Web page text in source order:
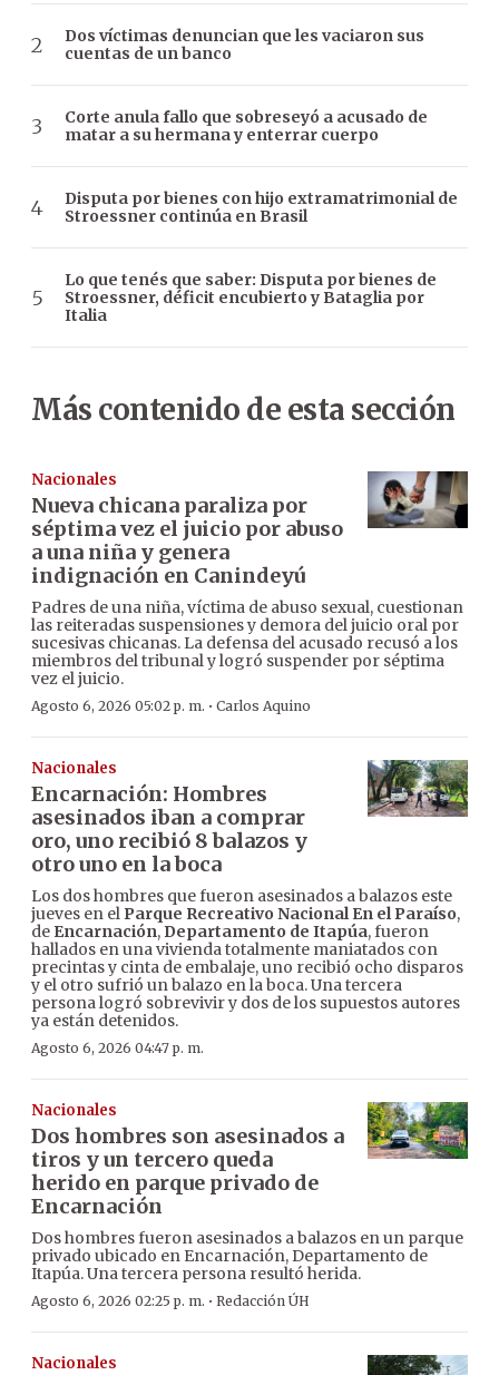
Dos víctimas denuncian que les vaciaron sus
cuentas de un banco
Corte anula fallo que sobreseyó a acusado de
matar a su hermana y enterrar cuerpo
Disputa por bienes con hijo extramatrimonial de
Stroessner continúa en Brasil
Lo que tenés que saber: Disputa por bienes de
Stroessner, déficit encubierto y Bataglia por
Italia
Más contenido de esta sección
Nacionales
Nueva chicana paraliza por
séptima vez el juicio por abuso
a una niña y genera
indignación en Canindeyú
Padres de una niña, víctima de abuso sexual, cuestionan
las reiteradas suspensiones y demora del juicio oral por
sucesivas chicanas. La defensa del acusado recusó a los
miembros del tribunal y logró suspender por séptima
vez el juicio.
Agosto 6, 2026 05:02 p. m. · Carlos Aquino
Nacionales
Encarnación: Hombres
asesinados iban a comprar
oro, uno recibió 8 balazos y
otro uno en la boca
Los dos hombres que fueron asesinados a balazos este
jueves en el Parque Recreativo Nacional En el Paraíso,
de Encarnación, Departamento de Itapúa, fueron
hallados en una vivienda totalmente maniatados con
precintas y cinta de embalaje, uno recibió ocho disparos
y el otro sufrió un balazo en la boca. Una tercera
persona logró sobrevivir y dos de los supuestos autores
ya están detenidos.
Agosto 6, 2026 04:47 p. m.
Nacionales
Dos hombres son asesinados a
tiros y un tercero queda
herido en parque privado de
Encarnación
Dos hombres fueron asesinados a balazos en un parque
privado ubicado en Encarnación, Departamento de
Itapúa. Una tercera persona resultó herida.
Agosto 6, 2026 02:25 p. m. · Redacción ÚH
Nacionales